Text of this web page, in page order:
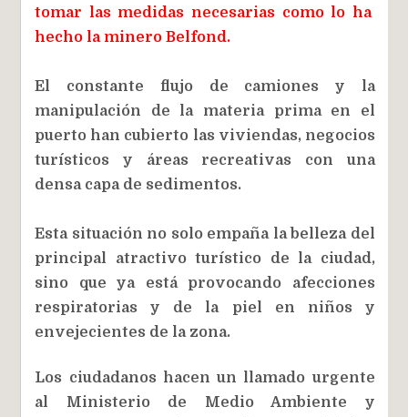
tomar las medidas necesarias como lo ha
hecho la minero Belfond.
El constante flujo de camiones y la
manipulación de la materia prima en el
puerto han cubierto las viviendas, negocios
turísticos y áreas recreativas con una
densa capa de sedimentos.
Esta situación no solo empaña la belleza del
principal atractivo turístico de la ciudad,
sino que ya está provocando afecciones
respiratorias y de la piel en niños y
envejecientes de la zona.
Los ciudadanos hacen un llamado urgente
al Ministerio de Medio Ambiente y